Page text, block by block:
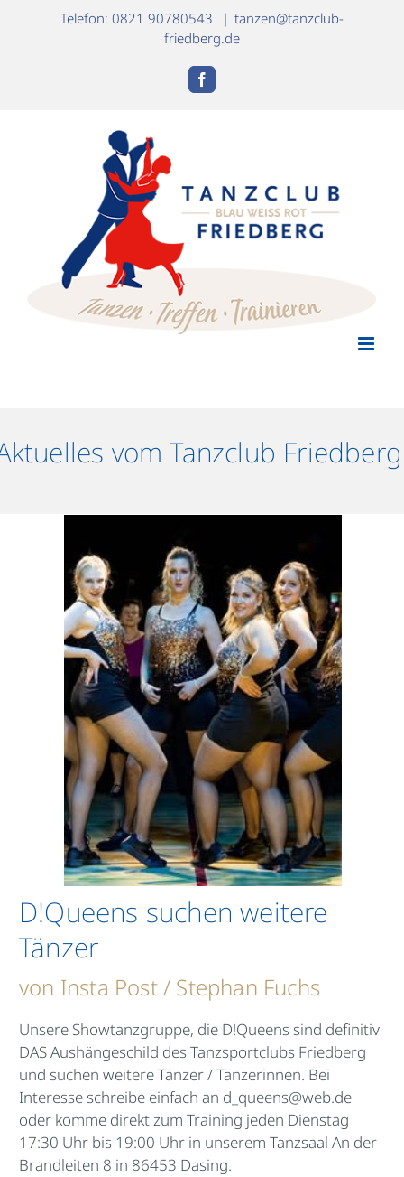
Telefon: 0821 90780543 | tanzen@tanzclub-
friedberg.de
Facebook
vom Tanzclub
D!Queens suchen weitere
Tänzer
von Insta Post / Stephan Fuchs
Unsere Showtanzgruppe, die D!Queens sind definitiv
DAS Aushängeschild des Tanzsportclubs Friedberg
und suchen weitere Tänzer / Tänzerinnen. Bei
Interesse schreibe einfach an d_queens@web.de
oder komme direkt zum Training jeden Dienstag
17:30 Uhr bis 19:00 Uhr in unserem Tanzsaal An der
Brandleiten 8 in 86453 Dasing.